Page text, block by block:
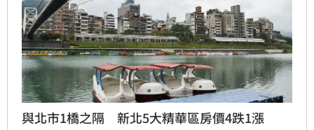
與北市1橋之隔 新北5大精華區房價4跌1漲